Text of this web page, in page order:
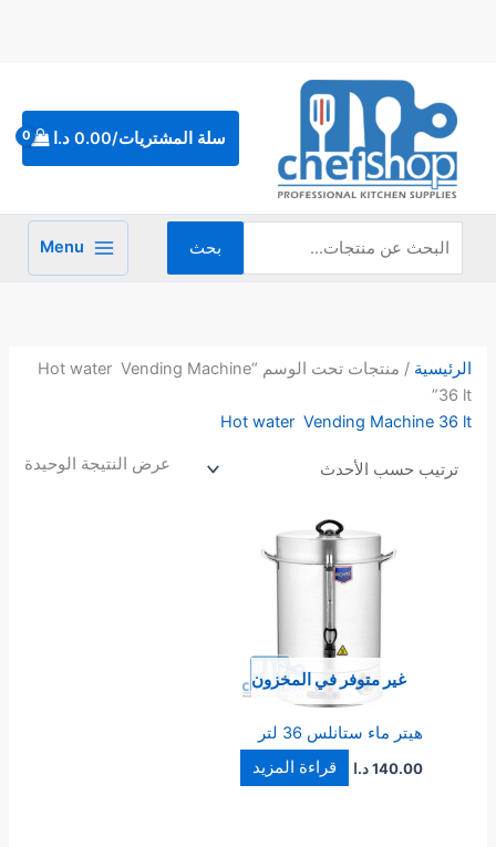
سلة المشتريات/0.00 د.ا
عن:
بحث Menu
الرئيسية
/ منتجات تحت الوسم “Hot water Vending Machine
36 lt”
Hot water Vending Machine 36 lt
عرض النتيجة الوحيدة
غير متوفر في المخزون
هيتر ماء ستانلس 36 لتر
140.00 د.ا قراءة المزيد